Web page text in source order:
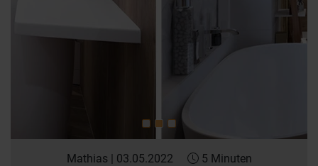
Mathias | 03.05.2022 5 Minuten